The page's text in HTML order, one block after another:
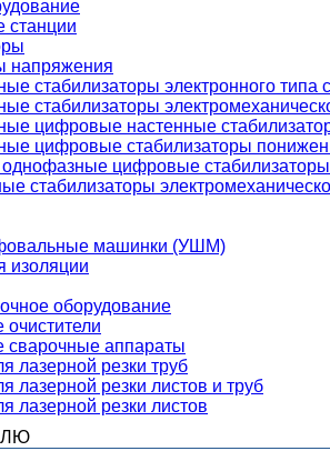
станции
напряжения
стабилизаторы электронного
стабилизаторы
цифровые настенные
цифровые стабилизаторы
цифровые стабилизаторы
стабилизаторы
машинки (УШМ)
изоляции
оборудование
сварочные аппараты
лазерной резки труб
лазерной резки листов и труб
лазерной резки листов